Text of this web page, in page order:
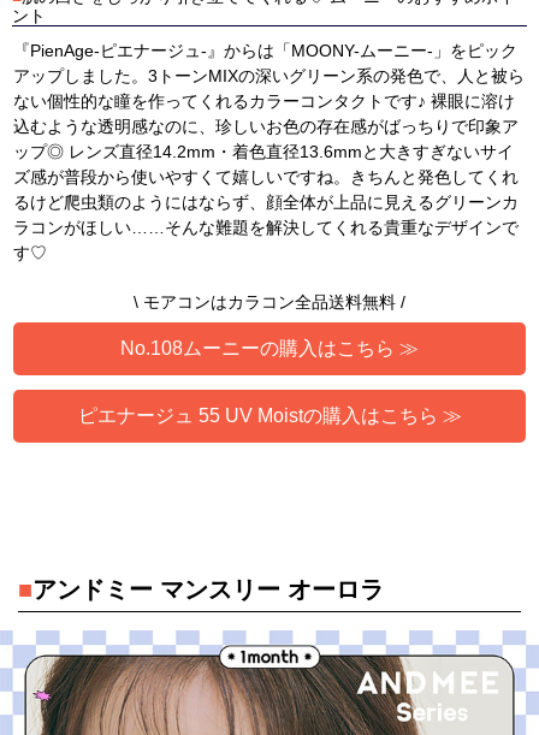
ント
『PienAge-ピエナージュ-』からは「MOONY-ムーニー-」をピック
アップしました。3トーンMIXの深いグリーン系の発色で、人と被ら
ない個性的な瞳を作ってくれるカラーコンタクトです♪ 裸眼に溶け
込むような透明感なのに、珍しいお色の存在感がばっちりで印象ア
ップ◎ レンズ直径14.2mm・着色直径13.6mmと大きすぎないサイ
ズ感が普段から使いやすくて嬉しいですね。きちんと発色してくれ
るけど爬虫類のようにはならず、顔全体が上品に見えるグリーンカ
ラコンがほしい……そんな難題を解決してくれる貴重なデザインで
す♡
\ モアコンはカラコン全品送料無料 /
No.108ムーニーの購入はこちら ≫
ピエナージュ 55 UV Moistの購入はこちら ≫
■アンドミー マンスリー オーロラ